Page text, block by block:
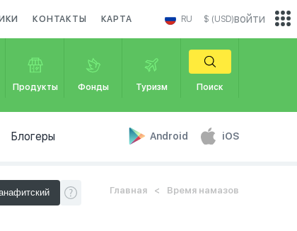
КОНТАКТЫ КАРТА RU $ (USD)
Продукты Фонды Туризм Поиск
Блогеры Android iOS
войти
Главная Время намазов